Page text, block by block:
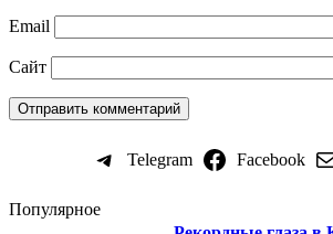
Email
Сайт
Telegram Facebook
Популярное